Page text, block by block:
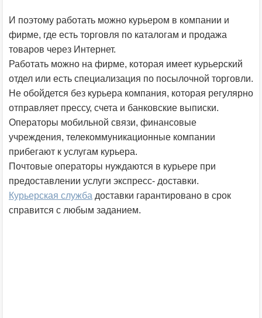
И поэтому работать можно курьером в компании и
фирме, где есть торговля по каталогам и продажа
товаров через Интернет.
Работать можно на фирме, которая имеет курьерский
отдел или есть специализация по посылочной торговли.
Не обойдется без курьера компания, которая регулярно
отправляет прессу, счета и банковские выписки.
Операторы мобильной связи, финансовые
учреждения, телекоммуникационные компании
прибегают к услугам курьера.
Почтовые операторы нуждаются в курьере при
предоставлении услуги экспресс- доставки.
Курьерская служба доставки гарантировано в срок
справится с любым заданием.